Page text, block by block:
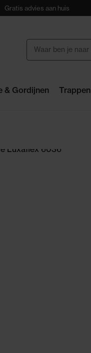
Gratis advies aan huis
& Gordijnen Trappen